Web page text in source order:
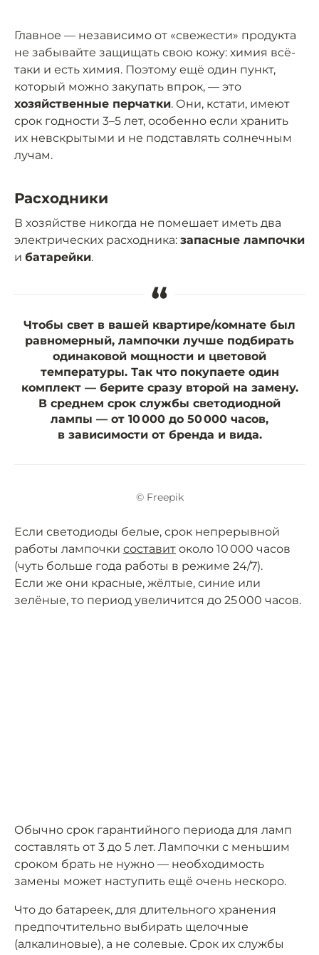
Главное — независимо от «свежести» продукта
не забывайте защищать свою кожу: химия всё-
таки и есть химия. Поэтому ещё один пункт,
который можно закупать впрок, — это
хозяйственные перчатки. Они, кстати, имеют
срок годности 3–5 лет, особенно если хранить
их невскрытыми и не подставлять солнечным
лучам.
Расходники
В хозяйстве никогда не помешает иметь два
электрических расходника: запасные лампочки
и батарейки.
“
Чтобы свет в вашей квартире/комнате был
равномерный, лампочки лучше подбирать
одинаковой мощности и цветовой
температуры. Так что покупаете один
комплект — берите сразу второй на замену.
В среднем срок службы светодиодной
лампы — от 10 000 до 50 000 часов,
в зависимости от бренда и вида.
© Freepik
Если светодиоды белые, срок непрерывной
работы лампочки составит около 10 000 часов
(чуть больше года работы в режиме 24/7).
Если же они красные, жёлтые, синие или
зелёные, то период увеличится до 25 000 часов.
Обычно срок гарантийного периода для ламп
составлять от 3 до 5 лет. Лампочки с меньшим
сроком брать не нужно — необходимость
замены может наступить ещё очень нескоро.
Что до батареек, для длительного хранения
предпочтительно выбирать щелочные
(алкалиновые), а не солевые. Срок их службы